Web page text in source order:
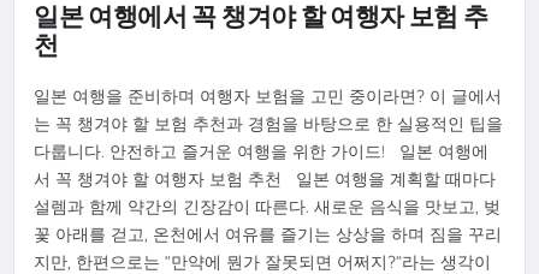
일본 여행에서 꼭 챙겨야 할 여행자 보험 추
천
일본 여행을 준비하며 여행자 보험을 고민 중이라면? 이 글에서
는 꼭 챙겨야 할 보험 추천과 경험을 바탕으로 한 실용적인 팁을
다룹니다. 안전하고 즐거운 여행을 위한 가이드! 일본 여행에
서 꼭 챙겨야 할 여행자 보험 추천 일본 여행을 계획할 때마다
설렘과 함께 약간의 긴장감이 따른다. 새로운 음식을 맛보고, 벚
꽃 아래를 걷고, 온천에서 여유를 즐기는 상상을 하며 짐을 꾸리
지만, 한편으로는 “만약에 뭔가 잘못되면 어쩌지?”라는 생각이